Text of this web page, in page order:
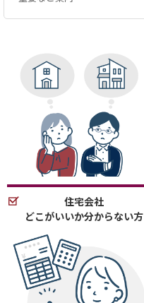
住宅会社
どこがいいか分からない方